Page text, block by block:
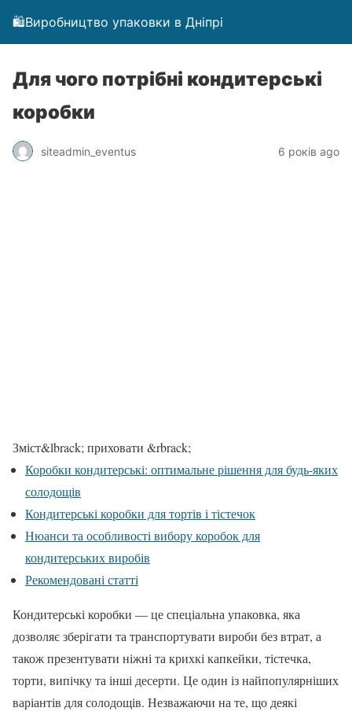
🛍️Виробництво упаковки в Дніпрі
Для чого потрібні кондитерські
коробки
siteadmin_eventus 6 років ago
Зміст&lbrack; приховати &rbrack;
Коробки кондитерські: оптимальне рішення для будь-яких
солодощів
Кондитерські коробки для тортів і тістечок
Нюанси та особливості вибору коробок для
кондитерських виробів
Рекомендовані статті
Кондитерські коробки — це спеціальна упаковка, яка
дозволяє зберігати та транспортувати вироби без втрат, а
також презентувати ніжні та крихкі капкейки, тістечка,
торти, випічку та інші десерти. Це один із найпопулярніших
варіантів для солодощів. Незважаючи на те, що деякі